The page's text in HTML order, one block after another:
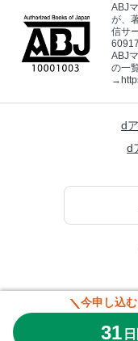
ABJ
が、
信サ
ABJ
の一
→
d
d
今申し込む
31